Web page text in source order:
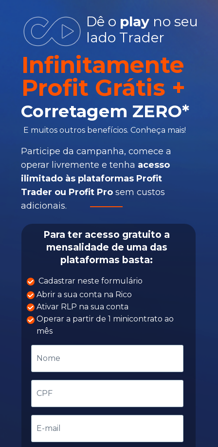
Dê o play no seu
lado Trader
Para ter acesso gratuito a
mensalidade de uma das
plataformas basta:
Cadastrar neste formulário
Infinitamente
Profit Grátis +
Abrir a sua conta na Rico
Ativar RLP na sua conta
Operar a partir de 1 minicontrato ao
mês
Corretagem ZERO*
Nome
CPF
E-
mail
E muitos outros benefícios. Conheça mais!
Participe da campanha, comece a
operar livremente e tenha acesso
ilimitado às plataformas Profit
Trader ou Profit Pro sem custos
adicionais.